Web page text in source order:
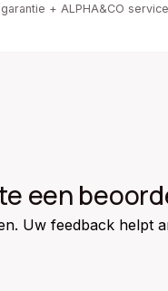
+ ALPHA&CO
een
Uw feedback helpt